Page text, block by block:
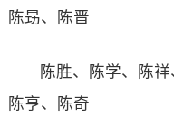
陈昮、陈晋
陈胜、陈学、陈祥
陈亨、陈奇